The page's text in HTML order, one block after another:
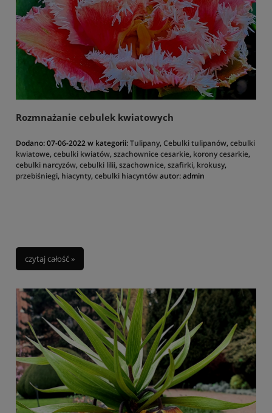
Rozmnażanie cebulek kwiatowych
Dodano:07-06-2022w kategorii:Tulipany, Cebulki tulipanów, cebulki
kwiatowe, cebulki kwiatów, szachownice cesarkie, korony cesarkie,
cebulki narcyzów, cebulki lilii, szachownice, szafirki, krokusy,
przebiśniegi, hiacynty, cebulki hiacyntówautor:admin
czytaj całość »